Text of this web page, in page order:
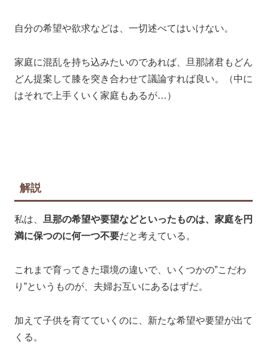
自分の希望や欲求などは、一切述べてはいけない。
家庭に混乱を持ち込みたいのであれば、旦那諸君もどん
どん提案して膝を突き合わせて議論すれば良い。（中に
はそれで上手くいく家庭もあるが…）
解説
私は、 旦那の希望や要望などといったものは、家庭を円
満に保つのに何一つ不要だと考えている。
これまで育ってきた環境の違いで、いくつかの”こだわ
り”というものが、夫婦お互いにあるはずだ。
加えて子供を育てていくのに、新たな希望や要望が出て
くる。